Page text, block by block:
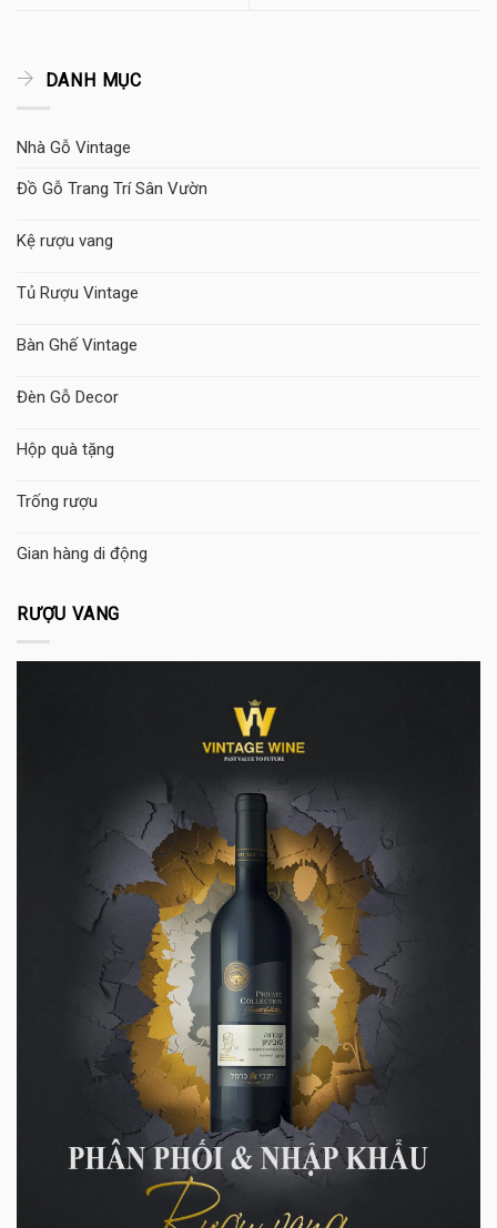
DANH MỤC
Nhà Gỗ Vintage
Đồ Gỗ Trang Trí Sân Vườn
Kệ rượu vang
Tủ Rượu Vintage
Bàn Ghế Vintage
Đèn Gỗ Decor
Hộp quà tặng
Trống rượu
Gian hàng di động
RƯỢU VANG